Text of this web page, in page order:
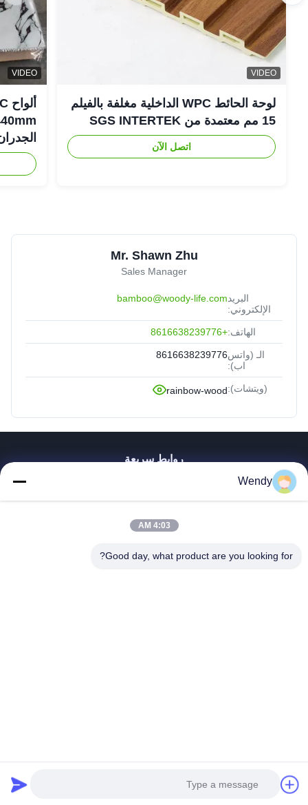
VIDEO
لوحة الحائط WPC الداخلية مغلفة بالفيلم
15 مم معتمدة من SGS INTERTEK
اتصل الآن
VIDEO
Mr. Shawn Zhu
Sales Manager
البريد
الإلكتروني:
bamboo@woody-life.com
الهاتف:+8616638239776
الـ (واتس
اب):
8616638239776
(ويتشات):rainbow-wood
روابط سريعة
منتجات
أشرطة فيديو
عرض الواقع الافتراضي
معلومات عنا
Wendy
4:03 AM
Good day, what product are you looking for?